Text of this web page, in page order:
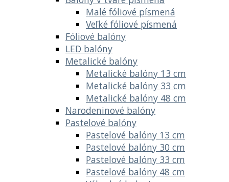
Malé fóliové písmená
Veľké fóliové písmená
Fóliové balóny
LED balóny
Metalické balóny
Metalické balóny 13 cm
Metalické balóny 33 cm
Metalické balóny 48 cm
Narodeninové balóny
Pastelové balóny
Pastelové balóny 13 cm
Pastelové balóny 30 cm
Pastelové balóny 33 cm
Pastelové balóny 48 cm